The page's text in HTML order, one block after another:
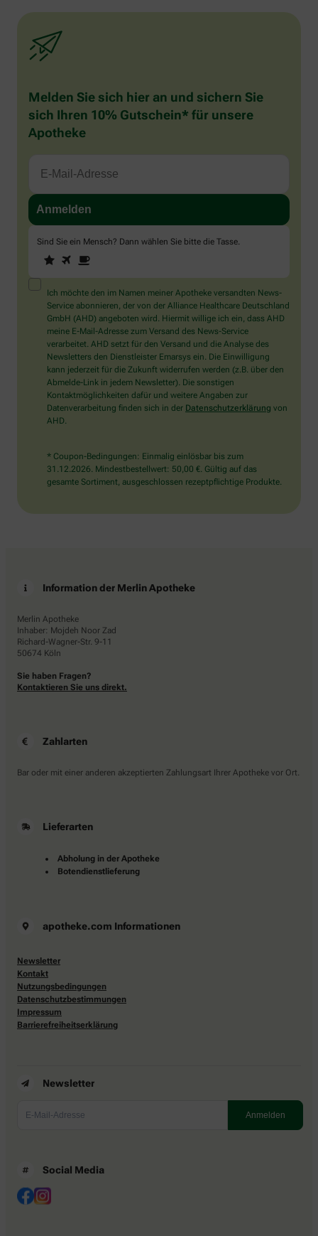
Melden Sie sich hier an und sichern Sie
sich Ihren 10% Gutschein* für unsere
Apotheke
Sind Sie ein Mensch? Dann wählen Sie bitte die Tasse.
Sind
Sie
ein
Mensch?
Dann
wählen
Sie
bitte
die
Tasse.
1 2
Ich möchte den im Namen meiner Apotheke versandten News-
Service abonnieren, der von der Alliance Healthcare Deutschland
GmbH (AHD) angeboten wird. Hiermit willige ich ein, dass AHD
meine E-Mail-Adresse zum Versand des News-Service
verarbeitet. AHD setzt für den Versand und die Analyse des
Newsletters den Dienstleister Emarsys ein. Die Einwilligung
kann jederzeit für die Zukunft widerrufen werden (z.B. über den
Abmelde-Link in jedem Newsletter). Die sonstigen
Kontaktmöglichkeiten dafür und weitere Angaben zur
Datenverarbeitung finden sich in der Datenschutzerklärung von
AHD.
* Coupon-Bedingungen: Einmalig einlösbar bis zum
31.12.2026. Mindestbestellwert: 50,00 €. Gültig auf das
gesamte Sortiment, ausgeschlossen rezeptpflichtige Produkte.
Information der Merlin Apotheke
Merlin Apotheke
Inhaber: Mojdeh Noor Zad
Richard-Wagner-Str. 9-11
50674 Köln
Sie haben Fragen?
Kontaktieren Sie uns direkt.
Zahlarten
Bar oder mit einer anderen akzeptierten Zahlungsart Ihrer Apotheke vor Ort.
Lieferarten
Abholung in der Apotheke
Botendienstlieferung
apotheke.com Informationen
Newsletter
Kontakt
Nutzungsbedingungen
Datenschutzbestimmungen
Impressum
Barrierefreiheitserklärung
Newsletter
Social Media